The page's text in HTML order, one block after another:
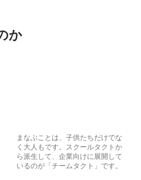
か
まなぶことは、子供たちだけでな
く大人もです。スクールタクトか
ら派生して、企業向けに展開して
いるのが「チームタクト」です。